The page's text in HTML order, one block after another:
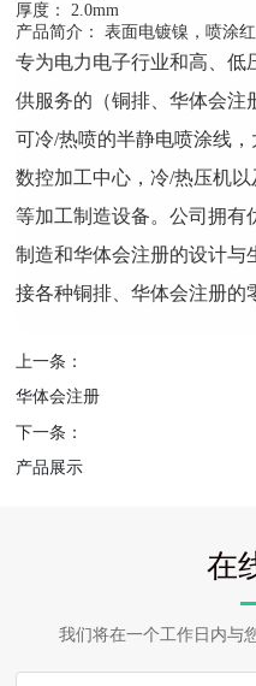
厚度： 2.0mm
产品简介： 表面电镀镍，喷涂
专为电力电子行业和高、低
供服务的（铜排、华体会注
可冷/热喷的半静电喷涂线
数控加工中心，冷/热压机以
等加工制造设备。公司拥有
制造和华体会注册的设计与
接各种铜排、华体会注册的
上一条：
华体会注册
下一条：
产品展示
在
我们将在一个工作日内与